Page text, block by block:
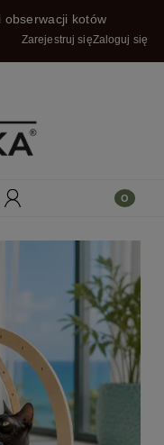
obserwacji kotów
Zarejestruj sięZaloguj się